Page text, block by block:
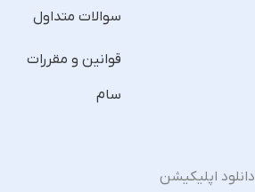
سوالات متداول
قوانین و مقررات
سام
دانلود اپلیکیشن